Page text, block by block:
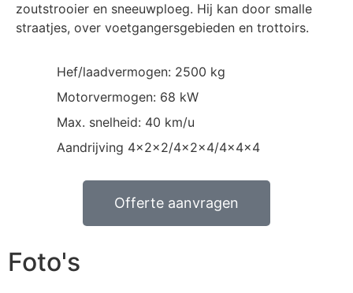
zoutstrooier en sneeuwploeg. Hij kan door smalle
straatjes, over voetgangersgebieden en trottoirs.
Hef/laadvermogen: 2500 kg
Motorvermogen: 68 kW
Max. snelheid: 40 km/u
Aandrijving 4x2x2/4x2x4/4x4x4
Offerte aanvragen
Foto's